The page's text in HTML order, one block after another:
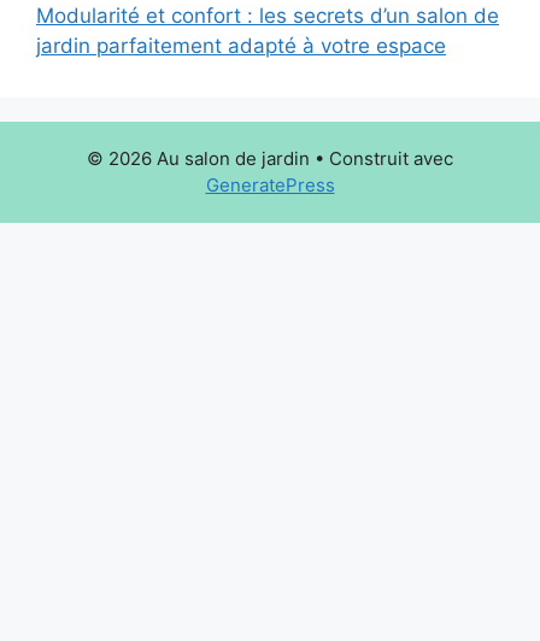
Modularité et confort : les secrets d’un salon de
jardin parfaitement adapté à votre espace
© 2026 Au salon de jardin • Construit avec
GeneratePress